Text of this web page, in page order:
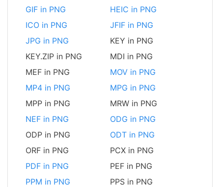
GIF in PNG
HEIC in PNG
ICO in PNG
JFIF in PNG
JPG in PNG
KEY in PNG
KEY.ZIP in PNG
MDI in PNG
MEF in PNG
MOV in PNG
MP4 in PNG
MPG in PNG
MPP in PNG
MRW in PNG
NEF in PNG
ODG in PNG
ODP in PNG
ODT in PNG
ORF in PNG
PCX in PNG
PDF in PNG
PEF in PNG
PPM in PNG
PPS in PNG